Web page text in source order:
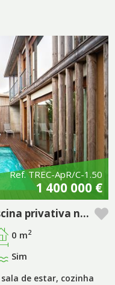
Ref. TREC-ApR/C-1.50
1 400 000 €
Apartamento T1+2 com piscina privativa no empreendimento Pestana Tróia Eco Resort & Residences
0 m2
Sim
de estar, cozinha